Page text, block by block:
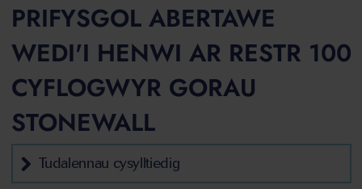
PRIFYSGOL ABERTAWE
WEDI'I HENWI AR RESTR 100
CYFLOGWYR GORAU
STONEWALL
Tudalennau cysylltiedig